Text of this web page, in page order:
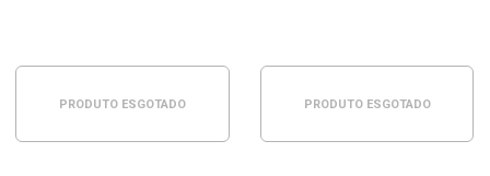
PRODUTO ESGOTADO PRODUTO ESGOTADO